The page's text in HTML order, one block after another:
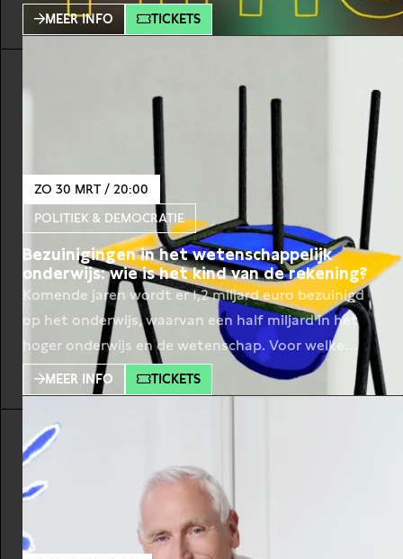
Time, a series curated by Azu Nwagbogu and De
Balie, brings together artists, thinkers, and cultural
societal function beyond the confines of museums
and collectors. With in
MEER INFO TICKETS
ZO 30 MRT / 20:00
POLITIEK & DEMOCRATIE
Bezuinigingen in het wetenschappelijk
onderwijs: wie is het kind van de rekening?
Komende jaren wordt er 1,2 miljard euro bezuinigd
op het onderwijs, waarvan een half miljard in het
hoger onderwijs en de wetenschap. Voor welke
uitdagingen staan de universiteiten? En hoelang is
de huidige koers nog houdbaar? Op de valreep werd
hij, met steun van een deel van de oppositie, toch
aangenomen: de onderwijsbegroting. De komende
MEER INFO TICKETS